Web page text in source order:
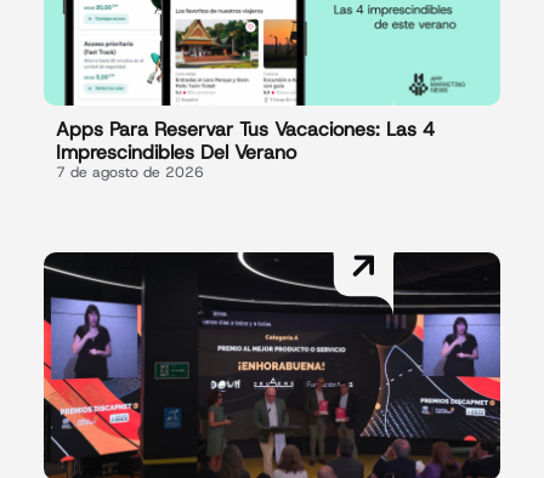
Apps Para Reservar Tus Vacaciones: Las 4
Imprescindibles Del Verano
7 de agosto de 2026